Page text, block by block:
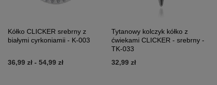
Kółko CLICKER srebrny z
białymi cyrkoniamii - K-003
36,99 zł - 54,99 zł
Tytanowy kolczyk kółko z
ćwiekami CLICKER - srebrny -
TK-033
32,99 zł